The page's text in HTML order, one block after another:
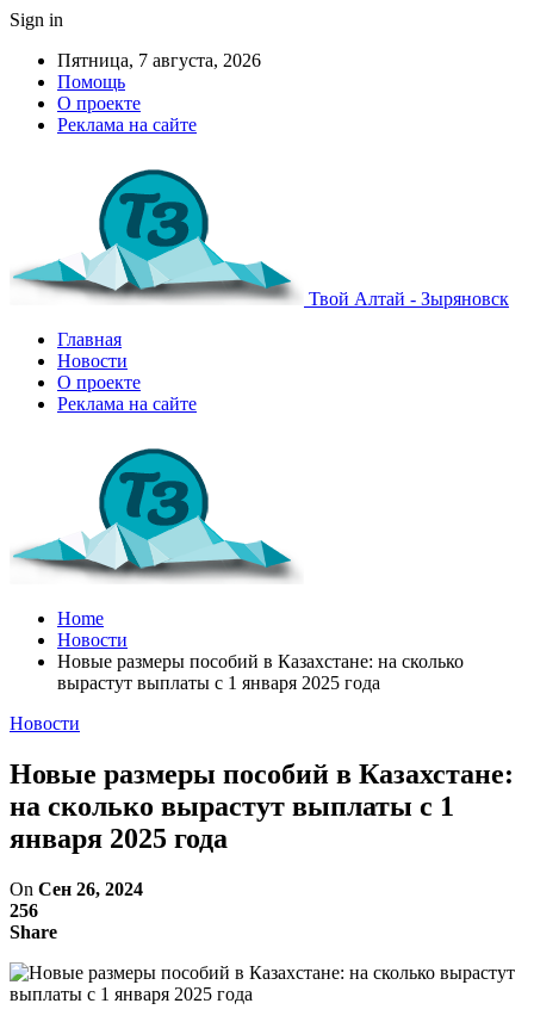
Sign in
Пятница, 7 августа, 2026
Помощь
О проекте
Реклама на сайте
Твой Алтай - Зыряновск
Главная
Новости
О проекте
Реклама на сайте
Home
Новости
Новые размеры пособий в Казахстане: на сколько
вырастут выплаты с 1 января 2025 года
Новости
Новые размеры пособий в Казахстане:
на сколько вырастут выплаты с 1
января 2025 года
On Сен 26, 2024
256
Share